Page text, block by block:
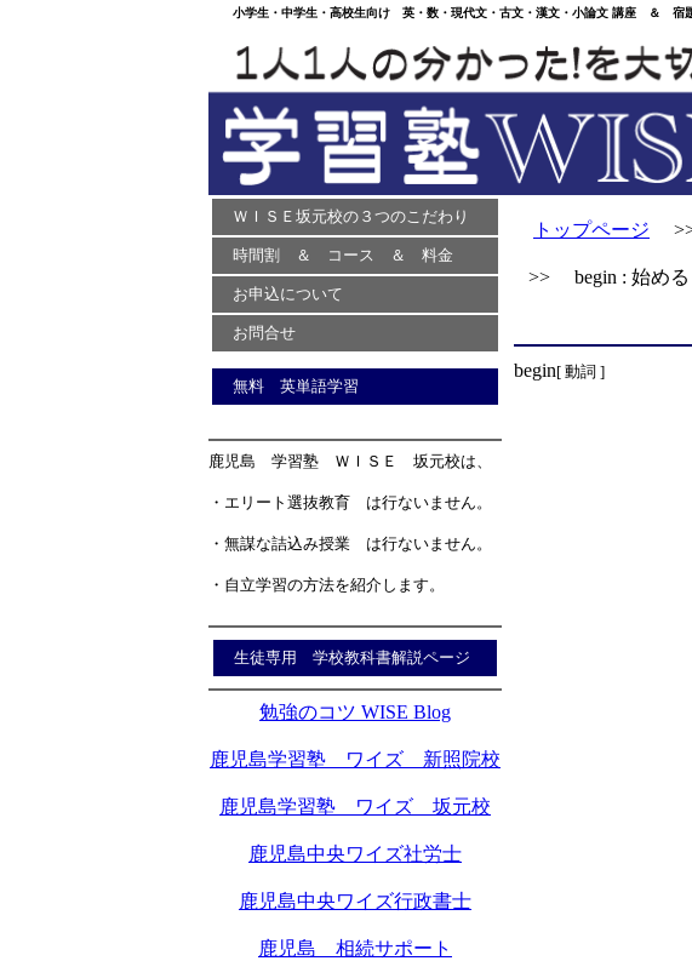
小学生・中学生・高校生向け 英・数・現代文・古文・漢文・小論文 講座 ＆
ＷＩＳＥ坂元校の３つのこだわり
時間割 ＆ コース ＆ 料金
お申込について
お問合せ
無料 英単語学習
鹿児島 学習塾 ＷＩＳＥ 坂元校は、
・エリート選抜教育 は行ないません。
・無謀な詰込み授業 は行ないません。
・自立学習の方法を紹介します。
生徒専用 学校教科書解説ページ
勉強のコツ WISE Blog
鹿児島学習塾 ワイズ 新照院校
鹿児島学習塾 ワイズ 坂元校
鹿児島中央ワイズ社労士
鹿児島中央ワイズ行政書士
鹿児島 相続サポート
トップページ
>> begin : 始める
begin[ 動詞 ]